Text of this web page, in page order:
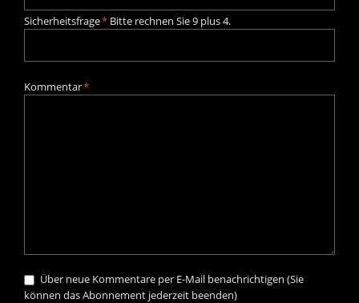
Pflichtfeld
Sicherheitsfrage*Bitte
4.
Bitte rechnen Sie 9 plus 4.
Pflichtfeld
Kommentar*
Über neue Kommentare per E-Mail benachrichtigen (Sie
können das Abonnement jederzeit beenden)